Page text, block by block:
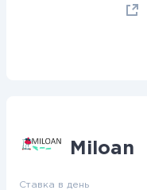
Miloan
Ставка в день